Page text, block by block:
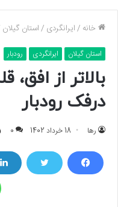
خانه /ایرانگردی /استان گیلان
استان گیلان ایرانگردی رودبار
بالاتر از افق،
درفک رودبار
رها 18 خرداد 1402 0